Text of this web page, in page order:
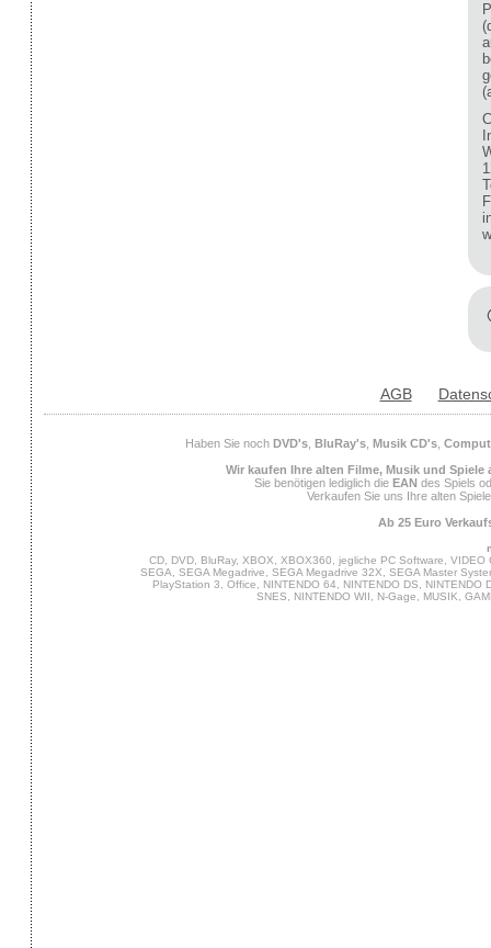
AGB
Haben Sie noch DVD's, BluRay's, Musik CD's,
Wir kaufen Ihre alten Filme, Musik und Spiele
Sie benötigen lediglich die EAN des Spiels
Verkaufen Sie uns Ihre alten
Ab 25 Euro
CD, DVD, BluRay, XBOX, XBOX360, jegliche PC Software,
SEGA, SEGA Megadrive, SEGA Megadrive 32X, SEGA Master
PlayStation 3, Office, NINTENDO 64, NINTENDO DS,
SNES, NINTENDO WII, N-Gage, MUSIK,